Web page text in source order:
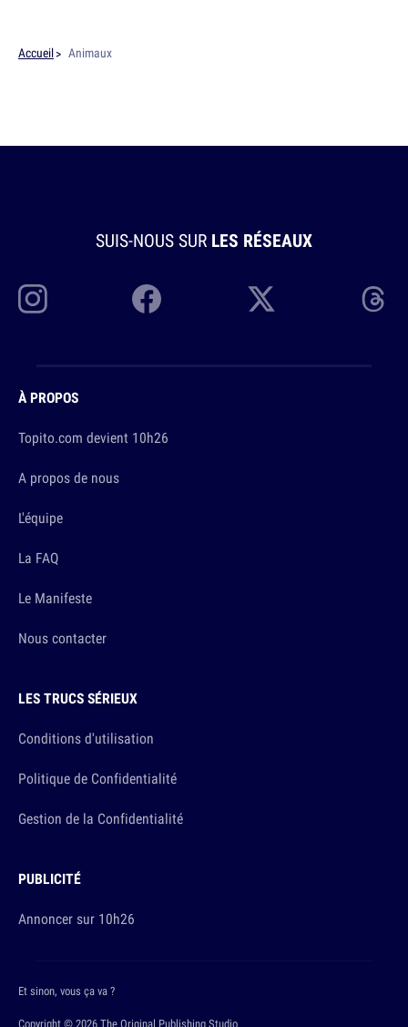
Accueil Animaux
SUIS-NOUS SUR LES RÉSEAUX
À PROPOS
Topito.com devient 10h26
A propos de nous
L'équipe
La FAQ
Le Manifeste
Nous contacter
LES TRUCS SÉRIEUX
Conditions d'utilisation
Politique de Confidentialité
Gestion de la Confidentialité
PUBLICITÉ
Annoncer sur 10h26
Copyright © 2026 The Original Publishing Studio
Et sinon, vous ça va ?